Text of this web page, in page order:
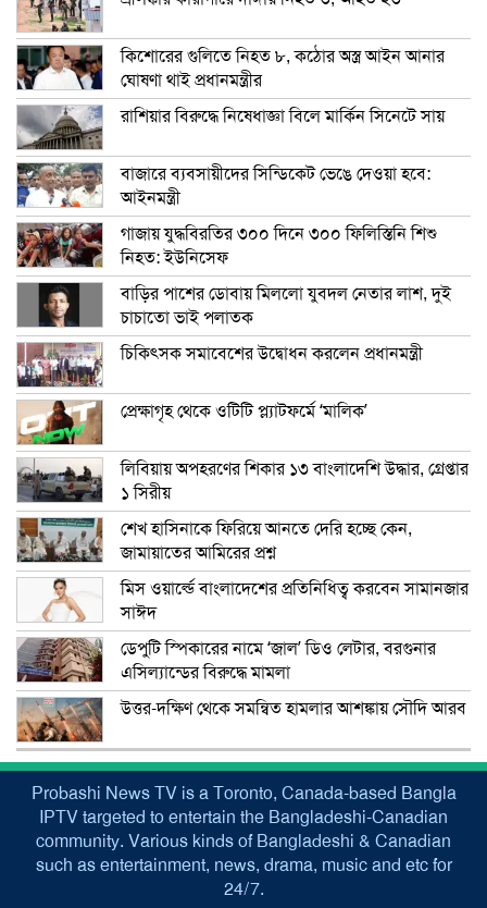
কিশোরের গুলিতে নিহত ৮, কঠোর অস্ত্র আইন আনার
ঘোষণা থাই প্রধানমন্ত্রীর
রাশিয়ার বিরুদ্ধে নিষেধাজ্ঞা বিলে মার্কিন সিনেটে সায়
বাজারে ব্যবসায়ীদের সিন্ডিকেট ভেঙে দেওয়া হবে:
আইনমন্ত্রী
গাজায় যুদ্ধবিরতির ৩০০ দিনে ৩০০ ফিলিস্তিনি শিশু
নিহত: ইউনিসেফ
বাড়ির পাশের ডোবায় মিললো যুবদল নেতার লাশ, দুই
চাচাতো ভাই পলাতক
চিকিৎসক সমাবেশের উদ্বোধন করলেন প্রধানমন্ত্রী
প্রেক্ষাগৃহ থেকে ওটিটি প্ল্যাটফর্মে ‘মালিক’
লিবিয়ায় অপহরণের শিকার ১৩ বাংলাদেশি উদ্ধার, গ্রেপ্তার
১ সিরীয়
শেখ হাসিনাকে ফিরিয়ে আনতে দেরি হচ্ছে কেন,
জামায়াতের আমিরের প্রশ্ন
মিস ওয়ার্ল্ডে বাংলাদেশের প্রতিনিধিত্ব করবেন সামানজার
সাঈদ
ডেপুটি স্পিকারের নামে ‘জাল’ ডিও লেটার, বরগুনার
এসিল্যান্ডের বিরুদ্ধে মামলা
উত্তর-দক্ষিণ থেকে সমন্বিত হামলার আশঙ্কায় সৌদি আরব
Probashi News TV is a Toronto, Canada-based Bangla
IPTV targeted to entertain the Bangladeshi-Canadian
community. Various kinds of Bangladeshi & Canadian
such as entertainment, news, drama, music and etc for
24/7.